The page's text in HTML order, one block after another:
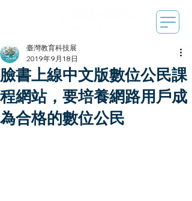
臉書上線中文版數位公民課
程網站，要培養網路用戶成
為合格的數位公民
臺灣教育科技展
2019年9月18日